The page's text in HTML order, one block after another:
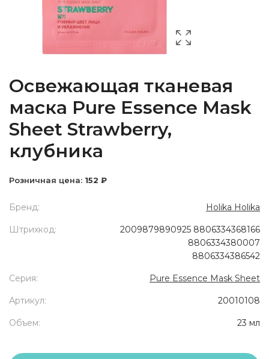
Освежающая тканевая
маска Pure Essence Mask
Sheet Strawberry,
клубника
Розничная цена: 152 ₽
Бренд: Holika Holika
Штрихкод:
2009879890925 8806334368166
8806334380007
8806334386542
Серия: Pure Essence Mask Sheet
Артикул: 20010108
Объем: 23 мл